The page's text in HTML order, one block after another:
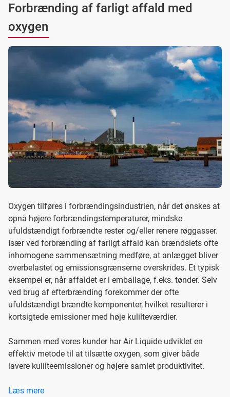
Forbrænding af farligt affald med
oxygen
Oxygen tilføres i forbrændingsindustrien, når det ønskes at
opnå højere forbrændingstemperaturer, mindske
ufuldstændigt forbrændte rester og/eller renere røggasser.
Især ved forbrænding af farligt affald kan brændslets ofte
inhomogene sammensætning medføre, at anlægget bliver
overbelastet og emissionsgrænserne overskrides. Et typisk
eksempel er, når affaldet er i emballage, f.eks. tønder. Selv
ved brug af efterbrænding forekommer der ofte
ufuldstændigt brændte komponenter, hvilket resulterer i
kortsigtede emissioner med høje kulilteværdier.
Sammen med vores kunder har Air Liquide udviklet en
effektiv metode til at tilsætte oxygen, som giver både
lavere kulilteemissioner og højere samlet produktivitet.
Læs mere